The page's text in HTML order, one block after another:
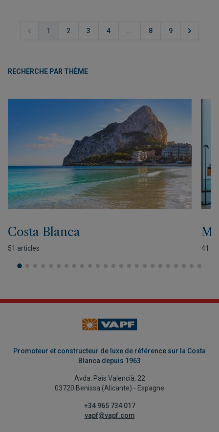
1 2 3 4 ... 8 9
RECHERCHE PAR THÈME
Costa Blanca
51 articles 41
Promoteur et constructeur de luxe de référence sur la Costa
Blanca depuis 1963
Avda. País Valencià, 22
03720 Benissa (Alicante) - Espagne
+34 965 734 017
vapf@vapf.com